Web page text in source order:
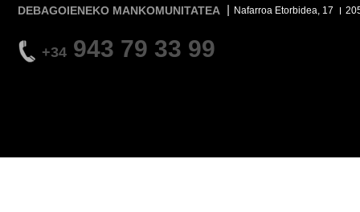
DEBAGOIENEKO MANKOMUNITATEA Nafarroa Etorbidea, 17
+34 943 79 33 99